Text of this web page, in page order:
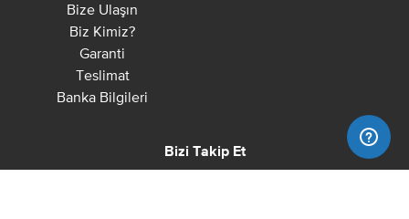
Bize Ulaşın
Biz Kimiz?
Garanti
Teslimat
Banka Bilgileri
Bizi Takip Et